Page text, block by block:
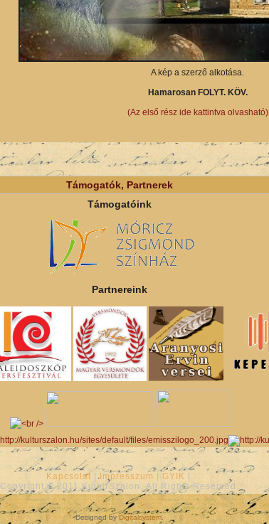
A kép a szerző alkotása.
Hamarosan FOLYT. KÖV.
(Az első rész ide kattintva olvasható)
Támogatók, Partnerek
Támogatóink
Partnereink
Kapcsolat |Impresszum | GYIK |
Copyright © 2011 KulturSzalon. All Rights Reserved.
Designed by Digitalsystem